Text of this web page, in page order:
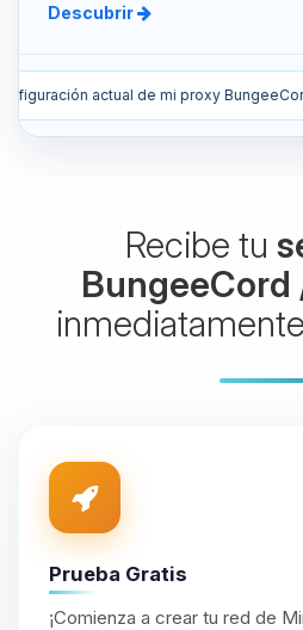
Descubrir
Velocity. Muestra las últimas
Recibe tu
Prueba Gratis
¡Comienza a crear tu red de